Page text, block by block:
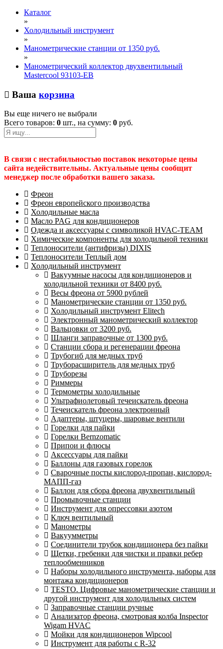
Каталог
»
Холодильный инструмент
»
Манометрические станции от 1350 руб.
»
Манометрический коллектор двухвентильный
Mastercool 93103-EB
Ваша корзина
Вы еще ничего не выбрали
Всего товаров: 0 шт., на сумму: 0 руб.
В связи с нестабильностью поставок некоторые цены
сайта недействительны. Актуальные цены сообщит
менеджер после обработки вашего заказа.
Фреон
Фреон европейского производства
Холодильные масла
Масло PAG для кондиционеров
Одежда и аксессуары с символикой HVAC-TEAM
Химические компоненты для холодильной техники
Теплоносители (антифризы) DIXIS
Теплоносители Теплый дом
Холодильный инструмент
Вакуумные насосы для кондиционеров и
холодильной техники от 8400 руб.
Весы фреона от 5900 рублей
Манометрические станции от 1350 руб.
Холодильный инструмент Elitech
Электронный манометрический коллектор
Вальцовки от 3200 руб.
Шланги заправочные от 1300 руб.
Станции сбора и регенерации фреона
Трубогиб для медных труб
Труборасширитель для медных труб
Труборезы
Риммеры
Термометры холодильные
Ультрафиолетовый течеискатель фреона
Течеискатель фреона электронный
Адаптеры, штуцеры, шаровые вентили
Горелки для пайки
Горелки Bernzomatic
Припои и флюсы
Аксессуары для пайки
Баллоны для газовых горелок
Сварочные посты кислород-пропан, кислород-
МАПП-газ
Баллон для сбора фреона двухвентильный
Промывочные станции
Инструмент для опрессовки азотом
Ключ вентильный
Манометры
Вакуумметры
Соединители трубок кондиционера без пайки
Щетки, гребенки для чистки и правки ребер
теплообменников
Наборы холодильного инструмента, наборы для
монтажа кондиционеров
TESTO. Цифровые манометрические станции и
другой инструмент для холодильных систем
Заправочные станции ручные
Анализатор фреона, смотровая колба Inspector
Wigam HVAC
Мойки для кондиционеров Wipcool
Инструмент для работы с R-32